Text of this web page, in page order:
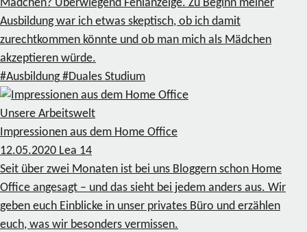
Mädchen? Überwiegend Fehlanzeige. Zu Beginn meiner
Ausbildung war ich etwas skeptisch, ob ich damit
zurechtkommen könnte und ob man mich als Mädchen
akzeptieren würde.
#Ausbildung #Duales Studium
Unsere Arbeitswelt
Impressionen aus dem Home Office
12.05.2020 Lea 14
Seit über zwei Monaten ist bei uns Bloggern schon Home
Office angesagt – und das sieht bei jedem anders aus. Wir
geben euch Einblicke in unser privates Büro und erzählen
euch, was wir besonders vermissen.